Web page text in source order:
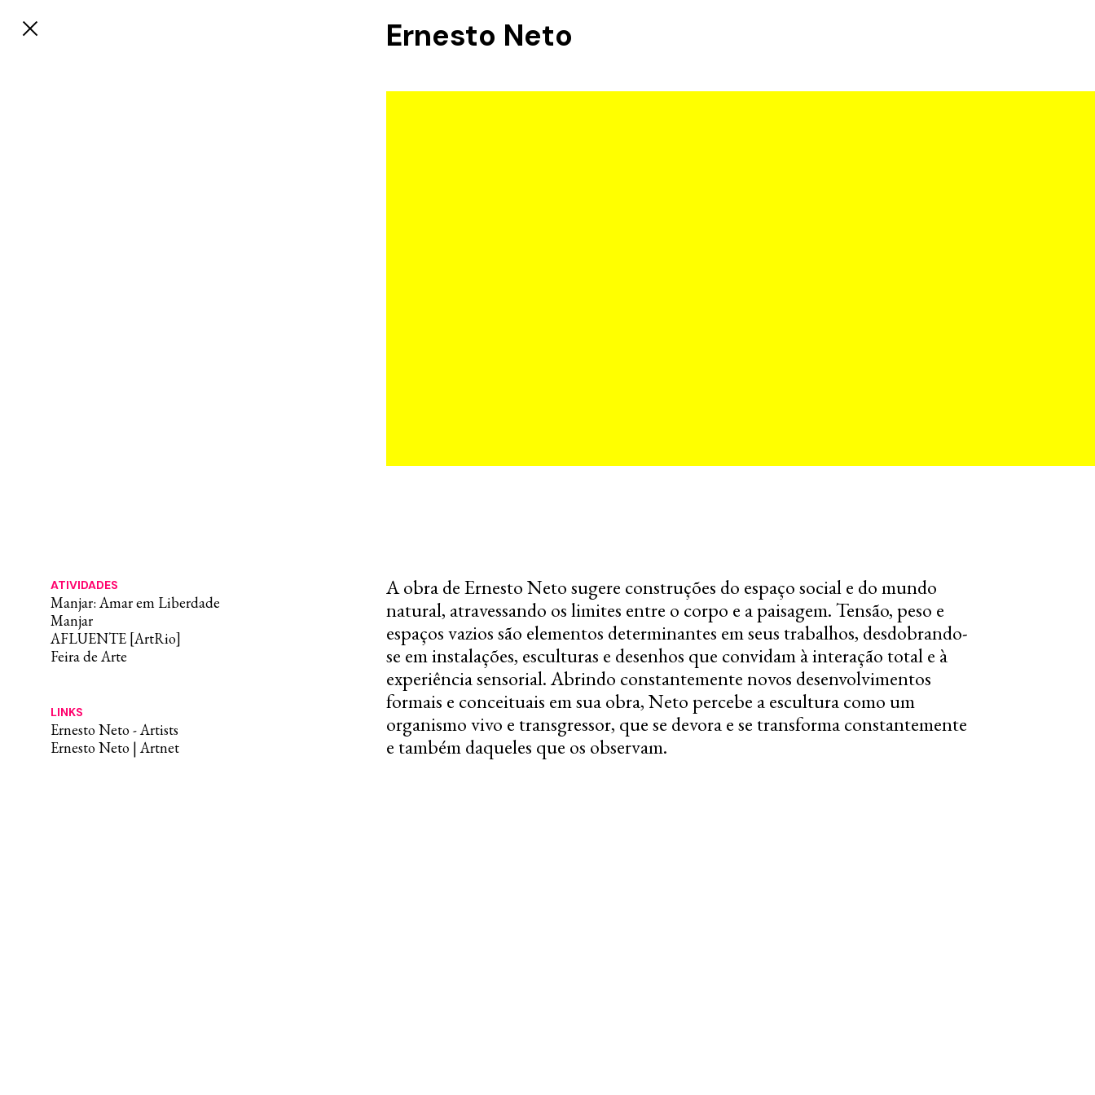
Ernesto Neto
ATIVIDADES
Manjar: Amar em Liberdade
Manjar
AFLUENTE [ArtRio]
Feira de Arte
LINKS
Ernesto Neto - Artists
Ernesto Neto | Artnet
A obra de Ernesto Neto sugere construções do espaço social e do mundo
natural, atravessando os limites entre o corpo e a paisagem. Tensão, peso e
espaços vazios são elementos determinantes em seus trabalhos, desdobrando-
se em instalações, esculturas e desenhos que convidam à interação total e à
experiência sensorial. Abrindo constantemente novos desenvolvimentos
formais e conceituais em sua obra, Neto percebe a escultura como um
organismo vivo e transgressor, que se devora e se transforma constantemente
e também daqueles que os observam.